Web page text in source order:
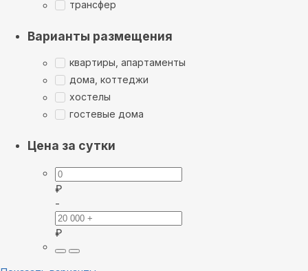
трансфер
Варианты размещения
квартиры, апартаменты
дома, коттеджи
хостелы
гостевые дома
Цена за сутки
₽
-
₽